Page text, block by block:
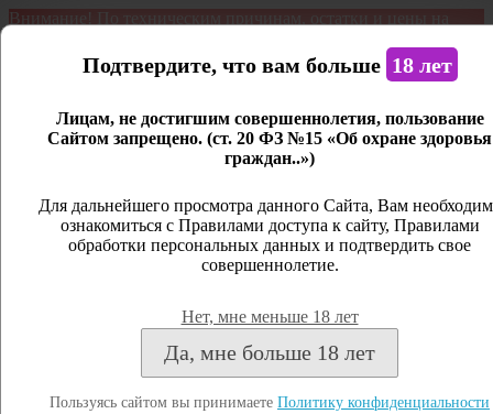
Внимание! По техническим причинам, остатки и цены на
является демонстрационным. Дистанционная продажа не
Открыть сайдбар
Личный кабинет
Закрыть
Посмотреть все результаты
Подтвердите, что вам больше 18 лет
Лицам, не достигшим совершеннолетия, пользование
Сайтом запрещено. (ст. 20 ФЗ №15 «Об охране здоровья
граждан..»)
Для дальнейшего просмотра данного Сайта, Вам
ознакомиться с Правилами доступа к сайту, Правилами
обработки персональных данных и подтвердить свое
совершеннолетие.
Нет, мне меньше 18 лет
Да, мне больше 18 лет
Пользуясь сайтом вы принимаете Политику конфиденциальности